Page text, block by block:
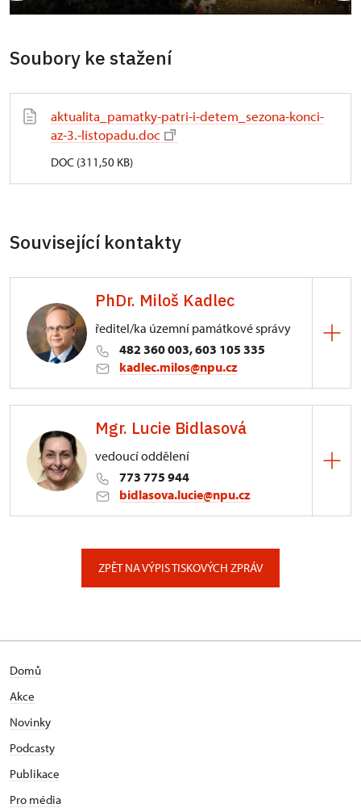
Soubory ke stažení
aktualita_pamatky-patri-i-detem_sezona-konci-
az-3.-listopadu.doc
DOC (311,50 KB)
Související kontakty
PhDr. Miloš Kadlec
ředitel/ka územní památkové správy
482 360 003, 603 105 335
kadlec.milos@npu.cz
3/, Sychrov 3
Mgr. Lucie Bidlasová
vedoucí oddělení
773 775 944
bidlasova.lucie@npu.cz
ZPĚT NA VÝPIS TISKOVÝCH ZPRÁV
Domů
Akce
Novinky
Podcasty
Publikace
Pro média